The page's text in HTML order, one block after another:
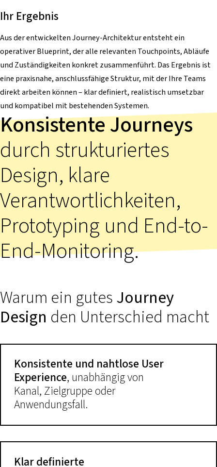
Ihr Ergebnis
Aus der entwickelten Journey-Architektur entsteht ein
operativer Blueprint, der alle relevanten Touchpoints, Abläufe
und Zuständigkeiten konkret zusammenführt. Das Ergebnis ist
eine praxisnahe, anschlussfähige Struktur, mit der Ihre Teams
direkt arbeiten können – klar definiert, realistisch umsetzbar
und kompatibel mit bestehenden Systemen.
Konsistente Journeys
durch strukturiertes
Design, klare
Verantwortlichkeiten,
Prototyping und End-to-
End-Monitoring.
Warum ein gutesJourney
Design den Unterschied macht
Konsistente und nahtlose User
Experience, unabhängig von
Kanal, Zielgruppe oder
Anwendungsfall.
Klar definierte